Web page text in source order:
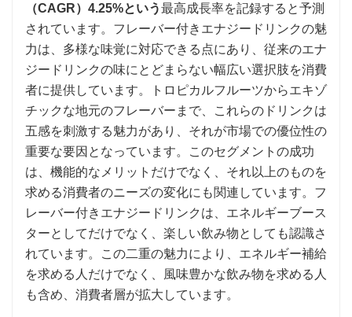
（CAGR）4.25%という最高成長率を記録すると予測
されています。フレーバー付きエナジードリンクの魅
力は、多様な味覚に対応できる点にあり、従来のエナ
ジードリンクの味にとどまらない幅広い選択肢を消費
者に提供しています。トロピカルフルーツからエキゾ
チックな地元のフレーバーまで、これらのドリンクは
五感を刺激する魅力があり、それが市場での優位性の
重要な要因となっています。このセグメントの成功
は、機能的なメリットだけでなく、それ以上のものを
求める消費者のニーズの変化にも関連しています。フ
レーバー付きエナジードリンクは、エネルギーブース
ターとしてだけでなく、楽しい飲み物としても認識さ
れています。この二重の魅力により、エネルギー補給
を求める人だけでなく、風味豊かな飲み物を求める人
も含め、消費者層が拡大しています。